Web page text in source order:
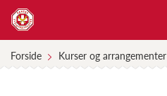
Forside Kurser og arrangementer